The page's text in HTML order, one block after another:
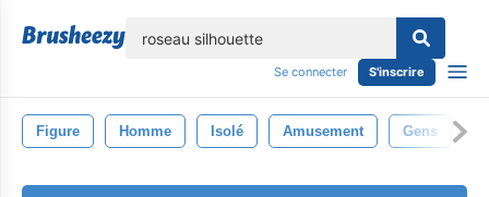
Se connecter S'inscrire
Figure Homme Isolé Amusement Gens